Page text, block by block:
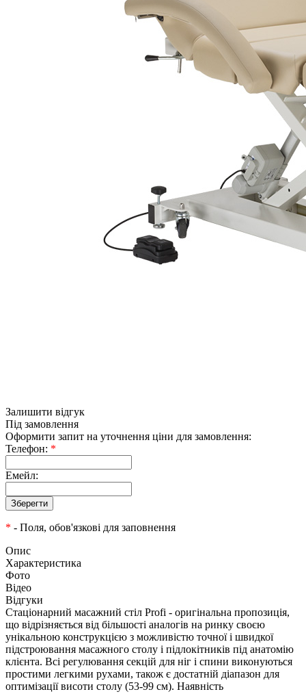
Залишити відгук
Під замовлення
Оформити запит на уточнення ціни для замовлення:
Телефон: *
Емейл:
* - Поля, обов'язкові для заповнення
Опис
Характеристика
Фото
Відео
Відгуки
Стаціонарний масажний стіл Profi - оригінальна пропозиція,
що відрізняється від більшості аналогів на ринку своєю
унікальною конструкцією з можливістю точної і швидкої
підстроювання масажного столу і підлокітників під анатомію
клієнта. Всі регулювання секцій для ніг і спини виконуються
простими легкими рухами, також є достатній діапазон для
оптимізації висоти столу (53-99 см). Наявність